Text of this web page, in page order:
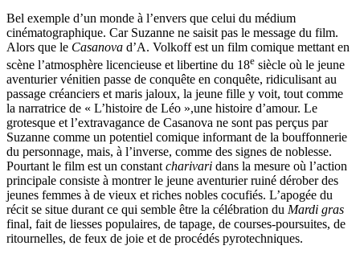
Bel exemple d’un monde à l’envers que celui du médium
cinématographique. Car Suzanne ne saisit pas le message du film.
Alors que le Casanova d’A. Volkoff est un film comique mettant en
scène l’atmosphère licencieuse et libertine du 18e siècle où le jeune
aventurier vénitien passe de conquête en conquête, ridiculisant au
passage créanciers et maris jaloux, la jeune fille y voit, tout comme
la narratrice de « L’histoire de Léo »,une histoire d’amour. Le
grotesque et l’extravagance de Casanova ne sont pas perçus par
Suzanne comme un potentiel comique informant de la bouffonnerie
du personnage, mais, à l’inverse, comme des signes de noblesse.
Pourtant le film est un constant charivari dans la mesure où l’action
principale consiste à montrer le jeune aventurier ruiné dérober des
jeunes femmes à de vieux et riches nobles cocufiés. L’apogée du
récit se situe durant ce qui semble être la célébration du Mardi gras
final, fait de liesses populaires, de tapage, de courses-poursuites, de
ritournelles, de feux de joie et de procédés pyrotechniques.